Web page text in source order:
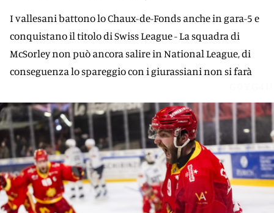
I vallesani battono lo Chaux-de-Fonds anche in gara-5 e
conquistano il titolo di Swiss League - La squadra di
McSorley non può ancora salire in National League, di
conseguenza lo spareggio con i giurassiani non si farà